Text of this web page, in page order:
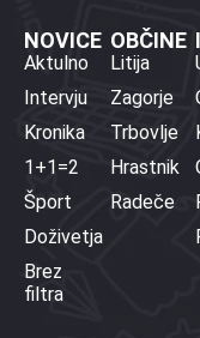
NOVICE
Aktulno
Intervju
Kronika
1+1=2
Šport
Doživetja
Brez
filtra
OBČINE
Litija
Zagorje
Trbovlje
Hrastnik
Radeče